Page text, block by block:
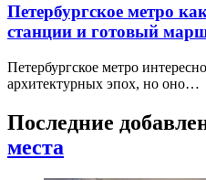
Петербургское метро
станции и готовый
Петербургское метро
архитектурных эпох, но оно…
Последние
места